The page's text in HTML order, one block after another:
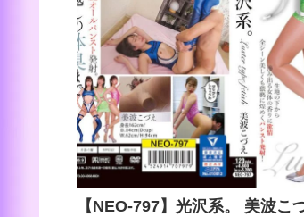
【NEO-797】光沢系。 美波こ